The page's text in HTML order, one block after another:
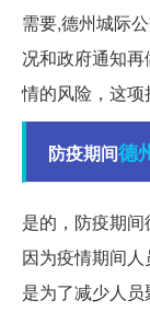
需要,德州城际
况和政府通知
情的风险，这项
防疫期间德
是的，防疫期
因为疫情期间
是为了减少人